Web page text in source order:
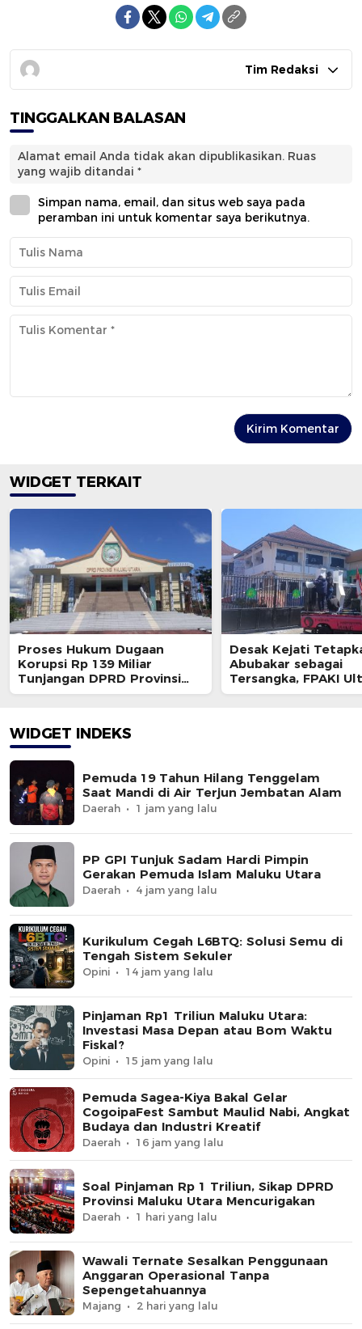
Tim Redaksi
TINGGALKAN BALASAN
Alamat email Anda tidak akan dipublikasikan. Ruas
yang wajib ditandai *
Simpan nama, email, dan situs web saya pada
peramban ini untuk komentar saya berikutnya.
WIDGET TERKAIT
Proses Hukum Dugaan
Korupsi Rp 139 Miliar
Tunjangan DPRD Provinsi
Bakal Dihentikan ?
Desak Kejati
Abubakar sebagai
Tersangka, FPAKI
Kajati dan BPK
WIDGET INDEKS
Pemuda 19 Tahun Hilang Tenggelam
Saat Mandi di Air Terjun Jembatan Alam
Daerah 1 jam yang lalu
PP GPI Tunjuk Sadam Hardi Pimpin
Gerakan Pemuda Islam Maluku Utara
Daerah 4 jam yang lalu
Kurikulum Cegah L6BTQ: Solusi Semu di
Tengah Sistem Sekuler
Opini 14 jam yang lalu
Pinjaman Rp1 Triliun Maluku Utara:
Investasi Masa Depan atau Bom Waktu
Fiskal?
Opini 15 jam yang lalu
Pemuda Sagea-Kiya Bakal Gelar
CogoipaFest Sambut Maulid Nabi, Angkat
Budaya dan Industri Kreatif
Daerah 16 jam yang lalu
Soal Pinjaman Rp 1 Triliun, Sikap DPRD
Provinsi Maluku Utara Mencurigakan
Daerah 1 hari yang lalu
Wawali Ternate Sesalkan Penggunaan
Anggaran Operasional Tanpa
Sepengetahuannya
Majang 2 hari yang lalu